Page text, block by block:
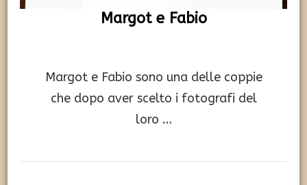
Margot e Fabio
Margot e Fabio sono una delle coppie
che dopo aver scelto i fotografi del
loro …